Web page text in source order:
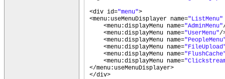
<div id="menu">
<menu:useMenuDisplayer name=
<menu:displayMenu name="AdminMenu"
<menu:displayMenu name="UserMenu"/
<menu:displayMenu name=
<menu:displayMenu name=
<menu:displayMenu name=
<menu:displayMenu name=
</menu:useMenuDisplayer>
</div>